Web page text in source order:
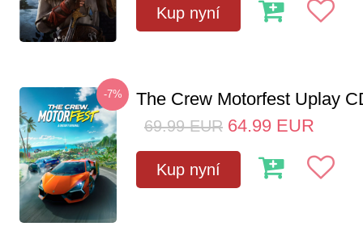
Kup nyní
-7% The Crew Motorfest Uplay
69.99 EUR 64.99 EUR
Kup nyní